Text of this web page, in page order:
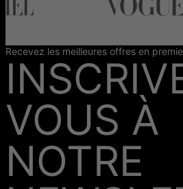
Recevez les meilleures offres en
VOUS À
NOTRE